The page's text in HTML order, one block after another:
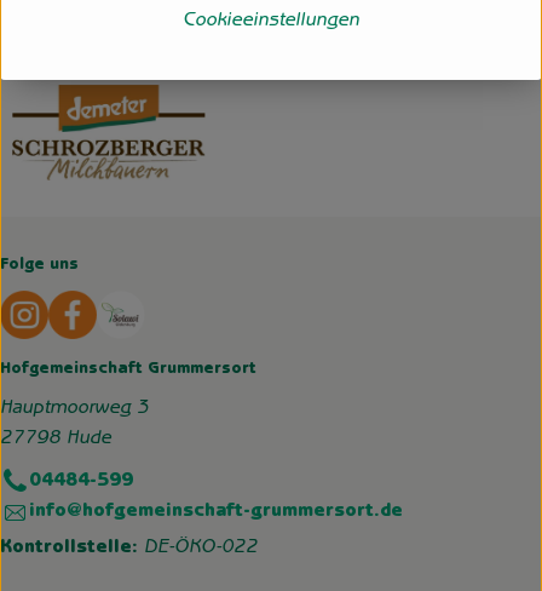
Folge uns
Externer Link zu https://www.instagram.com/
Hofgemeinschaft Grummersort
Hauptmoorweg 3
27798 Hude
04484-599
info@hofgemeinschaft-grummersort.de
Kontrollstelle: DE-ÖKO-022
Cookieeinstellungen